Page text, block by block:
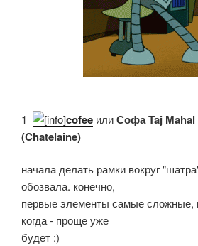
1. cofee илиСофа Taj Mahal
(Chatelaine)
начала делать рамки вокруг
обозвала. конечно,
первые элементы самые сложные,
когда - проще уже
будет :)